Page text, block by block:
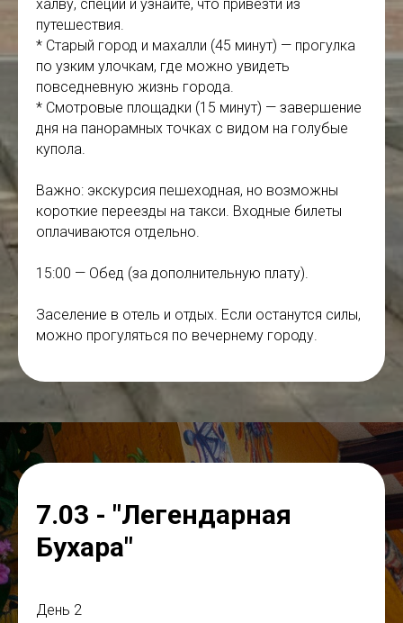
халву, специи и узнайте, что привезти из
путешествия.
* Старый город и махалли (45 минут) — прогулка
по узким улочкам, где можно увидеть
повседневную жизнь города.
* Смотровые площадки (15 минут) — завершение
дня на панорамных точках с видом на голубые
купола.
Важно: экскурсия пешеходная, но возможны
короткие переезды на такси. Входные билеты
оплачиваются отдельно.
15:00 — Обед (за дополнительную плату).
Заселение в отель и отдых. Если останутся силы,
можно прогуляться по вечернему городу.
7.03 - "Легендарная
Бухара"
День 2